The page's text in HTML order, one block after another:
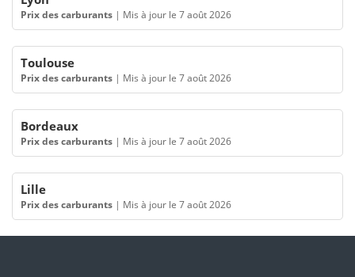
Prix des carburants | Mis à jour le 7 août 2026
Toulouse
Prix des carburants | Mis à jour le 7 août 2026
Bordeaux
Prix des carburants | Mis à jour le 7 août 2026
Lille
Prix des carburants | Mis à jour le 7 août 2026